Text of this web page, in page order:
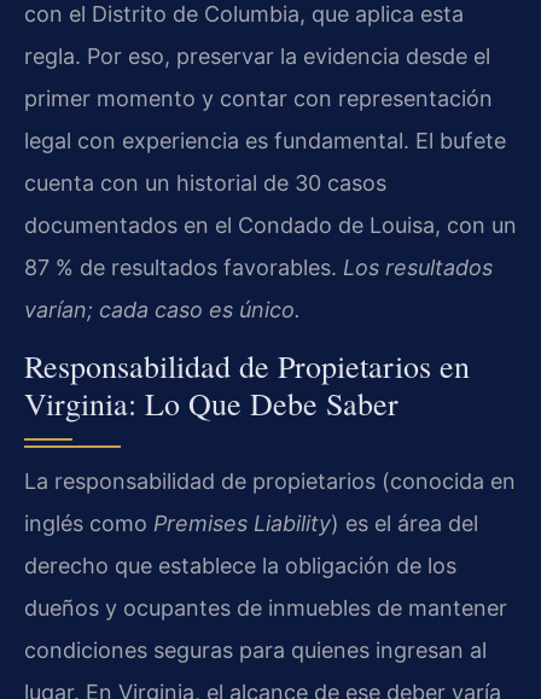
con el Distrito de Columbia, que aplica esta
regla. Por eso, preservar la evidencia desde el
primer momento y contar con representación
legal con experiencia es fundamental. El bufete
cuenta con un historial de 30 casos
documentados en el Condado de Louisa, con un
87 % de resultados favorables. Los resultados
varían; cada caso es único.
Responsabilidad de Propietarios en
Virginia: Lo Que Debe Saber
La responsabilidad de propietarios (conocida en
inglés como Premises Liability) es el área del
derecho que establece la obligación de los
dueños y ocupantes de inmuebles de mantener
condiciones seguras para quienes ingresan al
lugar. En Virginia, el alcance de ese deber varía